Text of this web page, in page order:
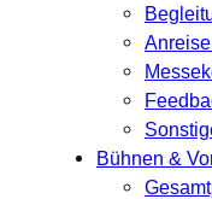
Bühnen &